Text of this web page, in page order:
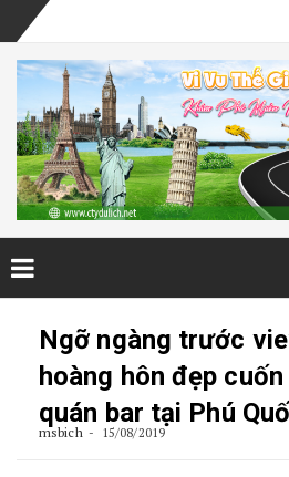
Ngỡ ngàng trước
hoàng hôn đẹp
quán bar tại Phú
msbich 15/08/2019